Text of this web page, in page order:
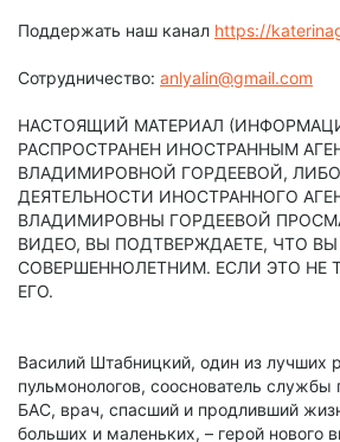
Поддержать наш канал https://
Сотрудничество: anlyalin@gmail.com
НАСТОЯЩИЙ МАТЕРИАЛ
РАСПРОСТРАНЕН ИНОСТРАННЫМ
ВЛАДИМИРОВНОЙ ГОРДЕЕВОЙ,
ДЕЯТЕЛЬНОСТИ ИНОСТРАННОГО
ВЛАДИМИРОВНЫ ГОРДЕЕВОЙ
ВИДЕО, ВЫ ПОДТВЕРЖДАЕТЕ, ЧТО ВЫ
СОВЕРШЕННОЛЕТНИМ. ЕСЛИ ЭТО НЕ
ЕГО.
Василий Штабницкий, один из лучших
пульмонологов, сооснователь
БАС, врач, спасший и продливший
больших и маленьких, – герой нового